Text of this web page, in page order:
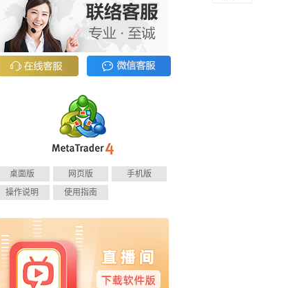
桌面版 网页版
手机版
操作说明
使用指南